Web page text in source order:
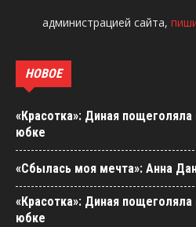
администрацией сайта,
НОВОЕ
«Красотка»: Диная
юбке
«Сбылась моя мечта»: Анна
«Красотка»: Диная
юбке